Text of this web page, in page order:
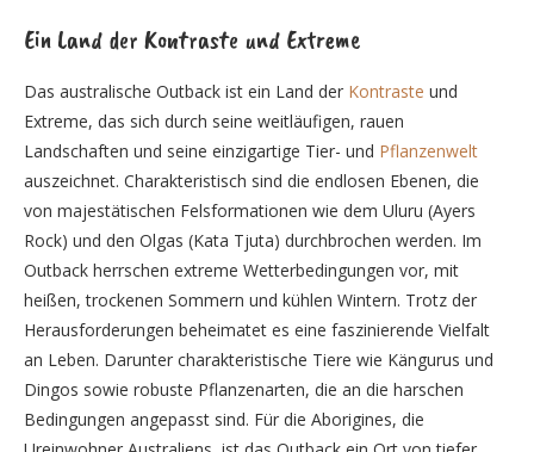
Ein Land der Kontraste und Extreme
Das australische Outback ist ein Land der Kontraste und
Extreme, das sich durch seine weitläufigen, rauen
Landschaften und seine einzigartige Tier- und Pflanzenwelt
auszeichnet. Charakteristisch sind die endlosen Ebenen, die
von majestätischen Felsformationen wie dem Uluru (Ayers
Rock) und den Olgas (Kata Tjuta) durchbrochen werden. Im
Outback herrschen extreme Wetterbedingungen vor, mit
heißen, trockenen Sommern und kühlen Wintern. Trotz der
Herausforderungen beheimatet es eine faszinierende Vielfalt
an Leben. Darunter charakteristische Tiere wie Kängurus und
Dingos sowie robuste Pflanzenarten, die an die harschen
Bedingungen angepasst sind. Für die Aborigines, die